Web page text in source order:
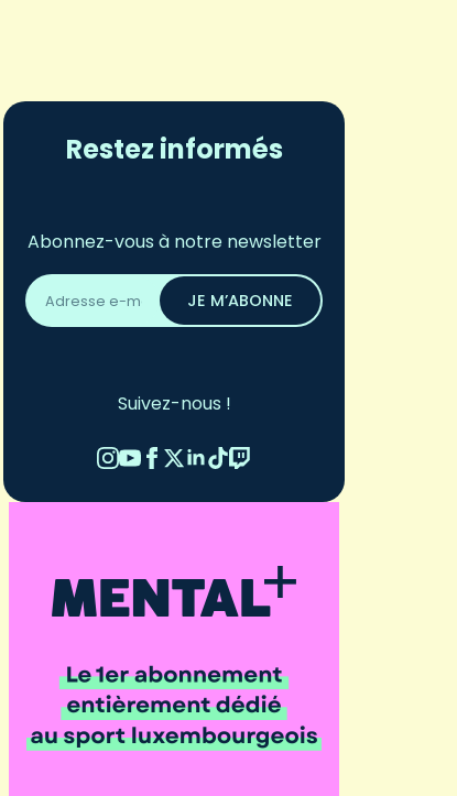
Restez informés
Abonnez-vous à notre newsletter
Adresse
email
*
JE M’ABONNE
Suivez-nous !